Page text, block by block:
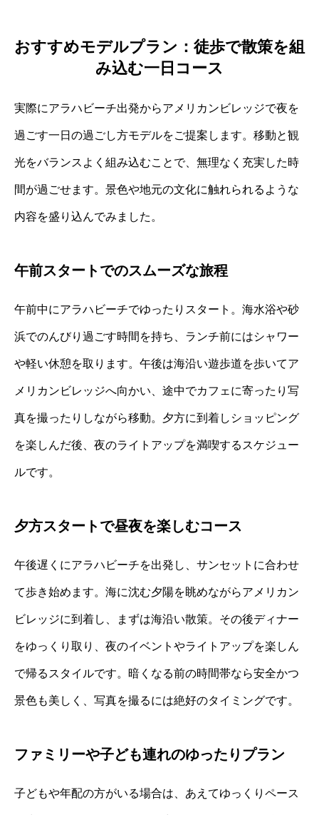
おすすめモデルプラン：徒歩で散策を組
み込む一日コース
実際にアラハビーチ出発からアメリカンビレッジで夜を
過ごす一日の過ごし方モデルをご提案します。移動と観
光をバランスよく組み込むことで、無理なく充実した時
間が過ごせます。景色や地元の文化に触れられるような
内容を盛り込んでみました。
午前スタートでのスムーズな旅程
午前中にアラハビーチでゆったりスタート。海水浴や砂
浜でのんびり過ごす時間を持ち、ランチ前にはシャワー
や軽い休憩を取ります。午後は海沿い遊歩道を歩いてア
メリカンビレッジへ向かい、途中でカフェに寄ったり写
真を撮ったりしながら移動。夕方に到着しショッピング
を楽しんだ後、夜のライトアップを満喫するスケジュー
ルです。
夕方スタートで昼夜を楽しむコース
午後遅くにアラハビーチを出発し、サンセットに合わせ
て歩き始めます。海に沈む夕陽を眺めながらアメリカン
ビレッジに到着し、まずは海沿い散策。その後ディナー
をゆっくり取り、夜のイベントやライトアップを楽しん
で帰るスタイルです。暗くなる前の時間帯なら安全かつ
景色も美しく、写真を撮るには絶好のタイミングです。
ファミリーや子ども連れのゆったりプラン
子どもや年配の方がいる場合は、あえてゆっくりペース